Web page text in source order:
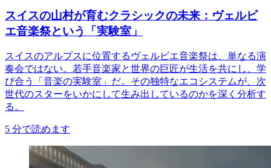
スイスの山村が育むクラシックの未来：ヴェルビ
エ音楽祭という「実験室」
スイスのアルプスに位置するヴェルビエ音楽祭は、単なる演
奏会ではない。若手音楽家と世界の巨匠が生活を共にし、学
び合う「音楽の実験室」だ。その独特なエコシステムが、次
世代のスターをいかにして生み出しているのかを深く分析す
る。
5 分で読めます